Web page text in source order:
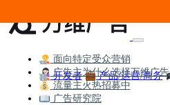
面向特定受众营销
开发者
产品/运营/商务
广告主为什么选择万维广告
流量主火热招募中
广告研究院